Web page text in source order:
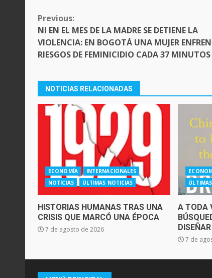
CONTINUE
READING
Previous:
NI EN EL MES DE LA MADRE SE DETIENE LA
VIOLENCIA: EN BOGOTÁ UNA MUJER
RIESGOS DE FEMINICIDIO CADA 37 MINUTOS
NOTICIAS RELACIONADAS
ECONOMÍA
INTERNACIONALES
NOTICIAS
ÚLTIMAS NOTICIAS
HISTORIAS HUMANAS TRAS UNA
CRISIS QUE MARCÓ UNA ÉPOCA
7 de agosto de 2026
A TODA
7 de